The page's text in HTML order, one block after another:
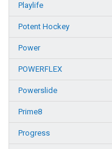
Playlife
Potent Hockey
Power
POWERFLEX
Powerslide
Prime8
Progress